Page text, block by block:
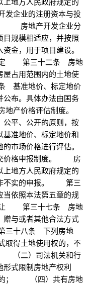
企业的注册资本与投
。 房地产开发企业分
规模相适应，并按照
金，用于项目建设。
定 第三十二条 房地
屋占用范围内的土地使
基准地价、标定地价
公布。具体办法由国务
价格评估制度。
平、公开的原则，按
准地价、标定地价和
市场价格进行评估。
价格申报制度。 房
地方人民政府规定的
作不实的申报。 第三
依照本法第五章的规
让 第三十七条 房地
赠与或者其他合法方式
三十八条 下列房地
得土地使用权的，不
（二）司法机关和行
式限制房地产权利
； （四）共有房地